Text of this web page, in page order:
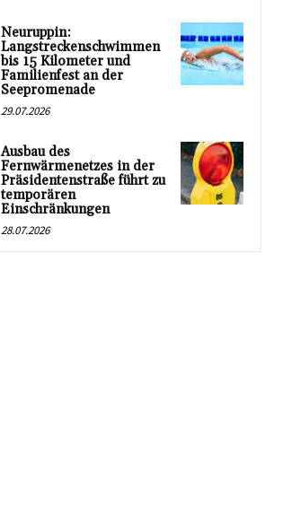
Neuruppin:
Langstreckenschwimmen
bis 15 Kilometer und
Familienfest an der
Seepromenade
29.07.2026
Ausbau des
Fernwärmenetzes in der
Präsidentenstraße führt zu
temporären
Einschränkungen
28.07.2026